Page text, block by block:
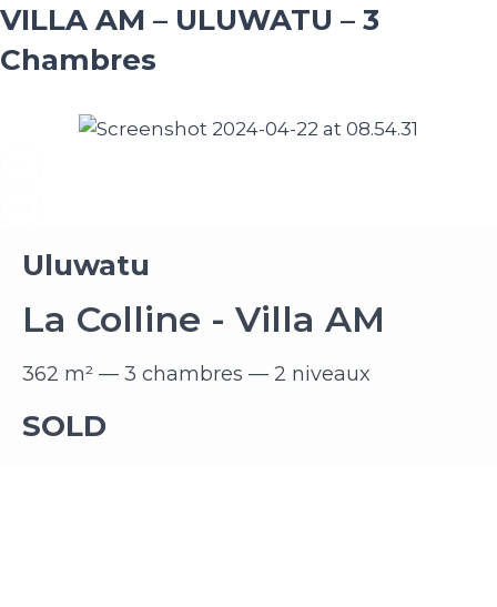
VILLA AM – ULUWATU – 3
Chambres
Uluwatu
La Colline - Villa AM
362 m² — 3 chambres — 2 niveaux
SOLD